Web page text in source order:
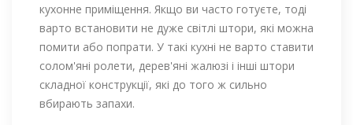
кухонне приміщення. Якщо ви часто готуєте, тоді
варто встановити не дуже світлі штори, які можна
помити або попрати. У такі кухні не варто ставити
солом'яні ролети, дерев'яні жалюзі і інші штори
складної конструкції, які до того ж сильно
вбирають запахи.